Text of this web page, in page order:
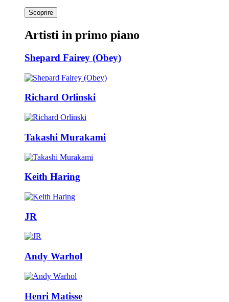
Scoprire
Artisti in primo piano
Shepard Fairey (Obey)
Richard Orlinski
Takashi Murakami
Keith Haring
JR
Andy Warhol
Henri Matisse